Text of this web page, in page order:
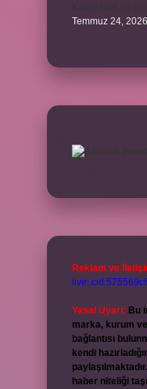
Temmuz 24, 2026
Reklam ve
Yasal Uyarı: Bu
marka, kurum
bağlantısı
kendi
haber niteliği